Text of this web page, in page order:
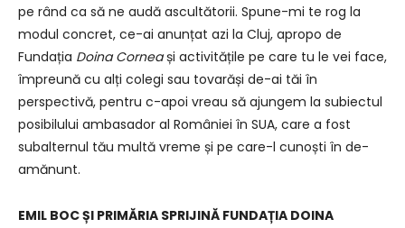
pe rând ca să ne audă ascultătorii. Spune-mi te rog la
modul concret, ce-ai anunțat azi la Cluj, apropo de
Fundația Doina Corneași activitățile pe care tu le vei face,
împreună cu alți colegi sau tovarăși de-ai tăi în
perspectivă, pentru c-apoi vreau să ajungem la subiectul
posibilului ambasador al României în SUA, care a fost
subalternul tău multă vreme și pe care-l cunoști în de-
amănunt.
EMIL BOC ȘI PRIMĂRIA SPRIJINĂ FUNDAȚIA DOINA